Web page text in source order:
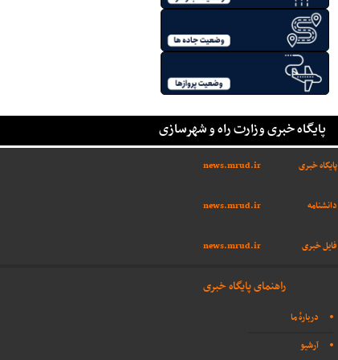
پایگاه خبری وزارت راه و شهرسازی
پایگاه خبری news.mrud.ir
دانشنامه
news.mrud.ir
فایل خبری news.mrud.ir
راهنمای پایگاه خبری
دربارهٔ ما
آرشیو